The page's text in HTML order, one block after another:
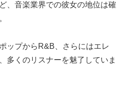
、音楽業界での彼女の地位は確
ップからR&B、さらにはエレ
多くのリスナーを魅了していま